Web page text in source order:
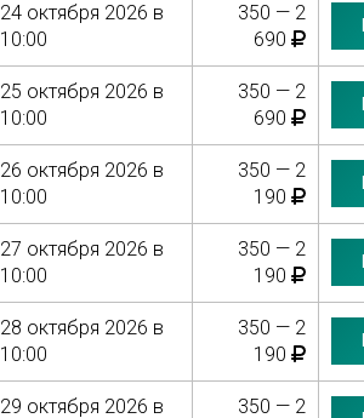
24 октября 2026 в
10:00
350 — 2
690
25 октября 2026 в
10:00
350 — 2
690
26 октября 2026 в
10:00
350 — 2
190
27 октября 2026 в
10:00
350 — 2
190
28 октября 2026 в
10:00
350 — 2
190
29 октября 2026 в 350 — 2